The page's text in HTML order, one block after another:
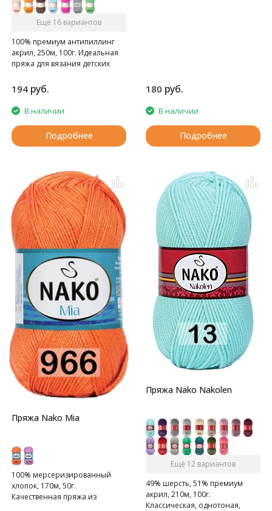
Ещё 16 вариантов
100% премиум антипиллинг
акрил, 250м, 100г. Идеальная
пряжа для вязания детских
194 руб.
В наличии
Подробнее
180 руб.
В наличии
Подробнее
Пряжа Nako Mia
100% мерсеризированный
хлопок, 170м, 50г.
Качественная пряжа из
Пряжа Nako Nakolen
Ещё 12 вариантов
49% шерсть, 51% премиум
акрил, 210м, 100г.
Классическая, однотоная,